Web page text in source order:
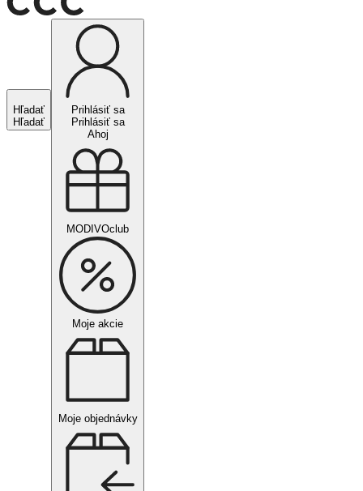
Hľadať
Hľadať
Prihlásiť sa
Prihlásiť sa
Ahoj
MODIVOclub
Moje akcie
Moje objednávky